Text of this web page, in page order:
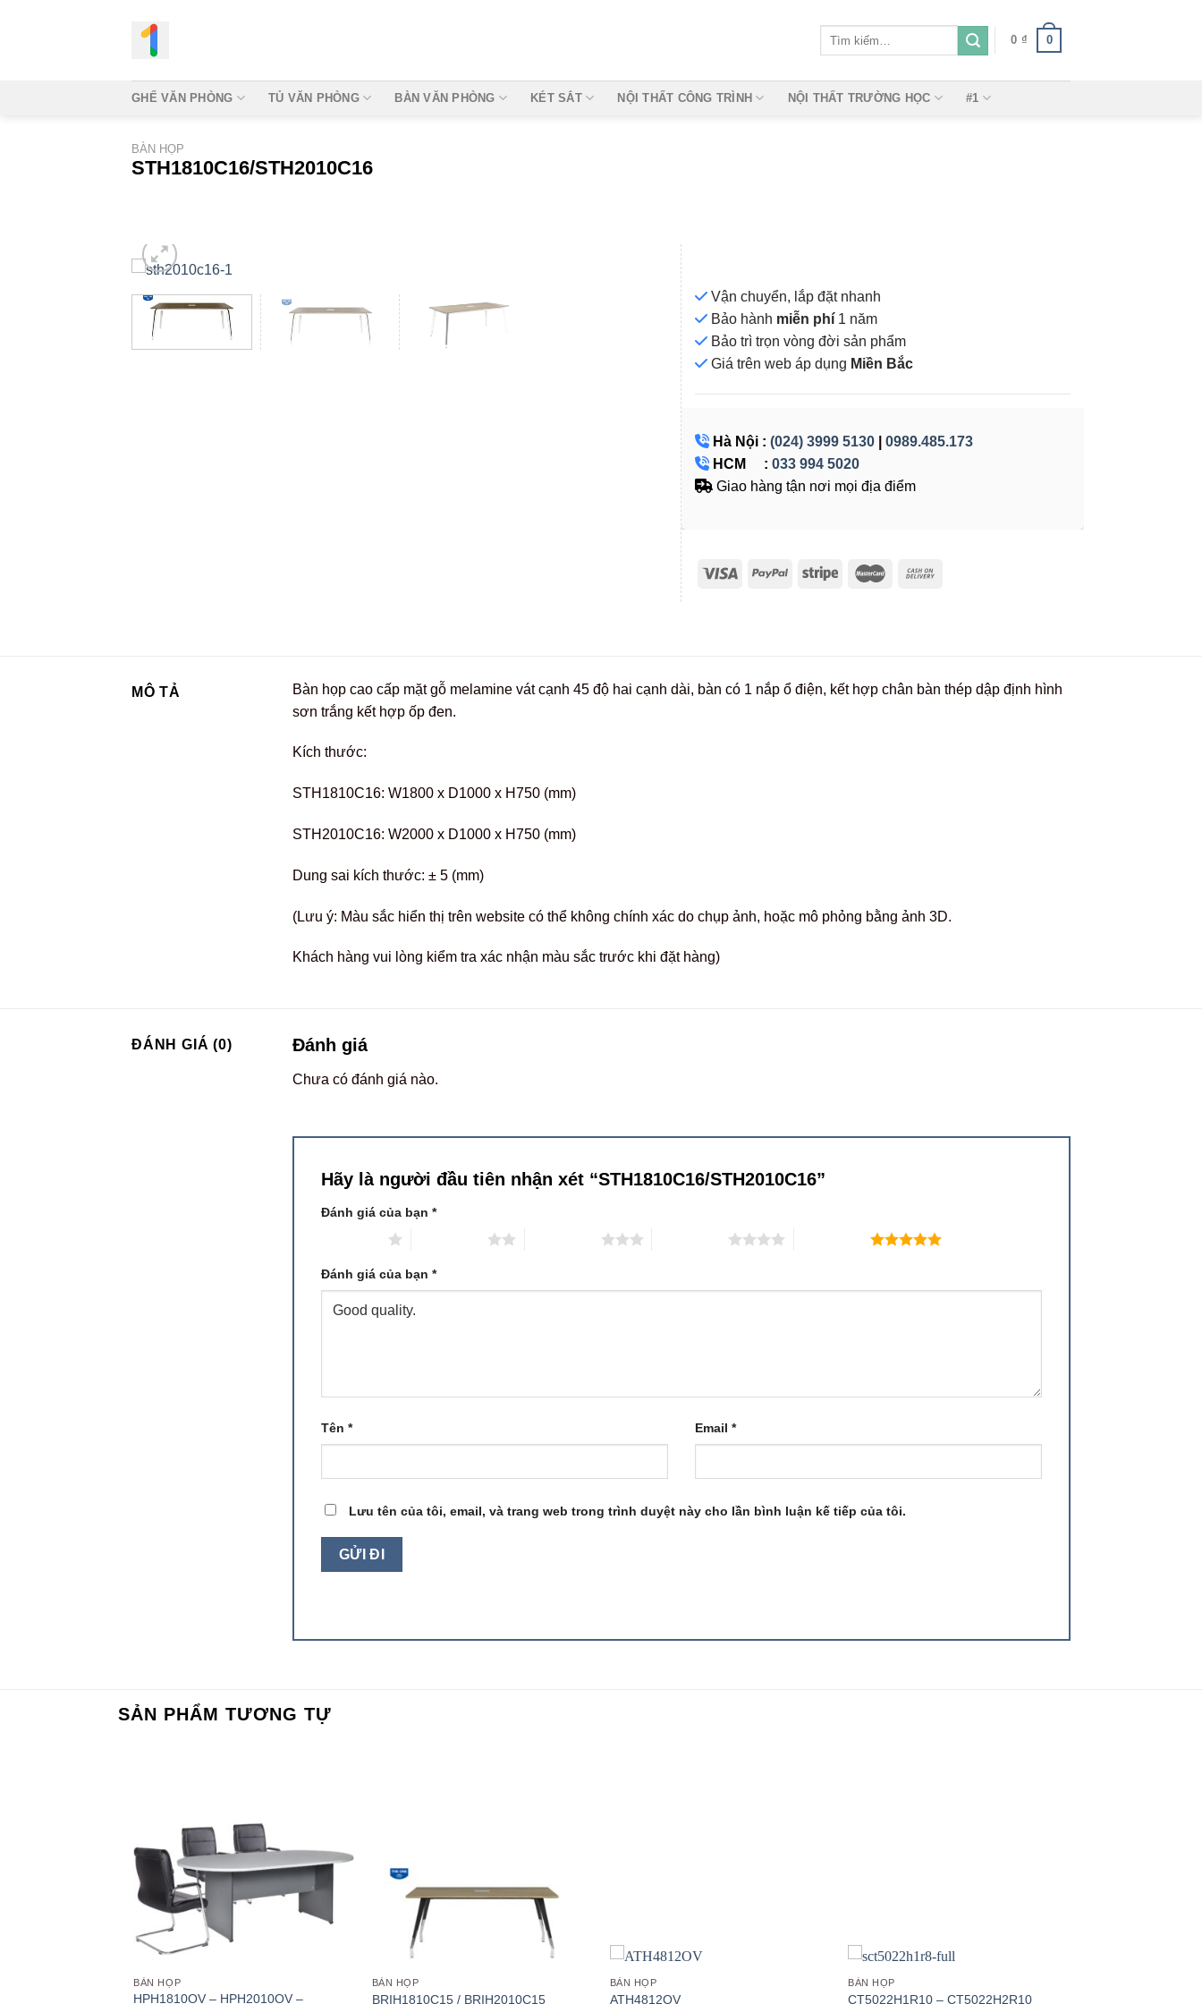
0 ₫ 0
GHẾ VĂN PHÒNG TỦ VĂN PHÒNG BÀN VĂN PHÒNG KÉT SẮT NỘI THẤT CÔNG TRÌNH NỘI THẤT TRƯỜNG HỌC #1
BÀN HỌP
STH1810C16/STH2010C16
Vận chuyển, lắp đặt nhanh
Bảo hành miễn phí 1 năm
Bảo trì trọn vòng đời sản phẩm
Giá trên web áp dụng Miền Bắc
Hà Nội : (024) 3999 5130
0989.485.173
HCM : 033 994 5020
Giao hàng tận nơi mọi địa điểm
MÔ TẢ
Bàn họp cao cấp mặt gỗ melamine vát cạnh 45 độ hai cạnh dài, bàn có 1 nắp ổ điện, kết hợp chân bàn thép dập định hình
sơn trắng kết hợp ốp đen.
Kích thước:
STH1810C16: W1800 x D1000 x H750 (mm)
STH2010C16: W2000 x D1000 x H750 (mm)
Dung sai kích thước: ± 5 (mm)
(Lưu ý: Màu sắc hiển thị trên website có thể không chính xác do chụp ảnh, hoặc mô phỏng bằng ảnh 3D.
Khách hàng vui lòng kiểm tra xác nhận màu sắc trước khi đặt hàng)
ĐÁNH GIÁ (0) Đánh giá
Chưa có đánh giá nào.
Hãy là người đầu tiên nhận xét “STH1810C16/STH2010C16”
Đánh giá của bạn *
5 trên 5 sao
Đánh giá của bạn *
Tên * Email *
Lưu tên của tôi, email, và trang web trong trình duyệt này cho lần bình luận kế tiếp của tôi.
SẢN PHẨM TƯƠNG TỰ
BÀN HỌP
HPH1810OV – HPH2010OV –
BÀN HỌP
BRIH1810C15 / BRIH2010C15
BÀN HỌP
ATH4812OV
BÀN HỌP
CT5022H1R10 – CT5022H2R10